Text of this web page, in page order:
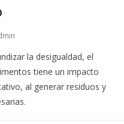
la desigualdad, el
tiene un impacto
al generar residuos y